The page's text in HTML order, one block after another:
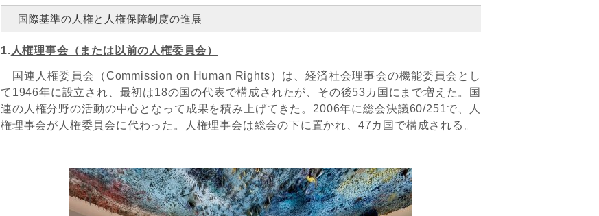
国際基準の人権と人権保障制度の進展
1. 人権理事会（または以前の人権委員会）
国連人権委員会（Commission on Human Rights）は、経済社会理事会の機能委員会とし
て1946年に設立され、最初は18の国の代表で構成されたが、その後53カ国にまで増えた。国
連の人権分野の活動の中心となって成果を積み上げてきた。2006年に総会決議60/251で、人
権理事会が人権委員会に代わった。人権理事会は総会の下に置かれ、47カ国で構成される。